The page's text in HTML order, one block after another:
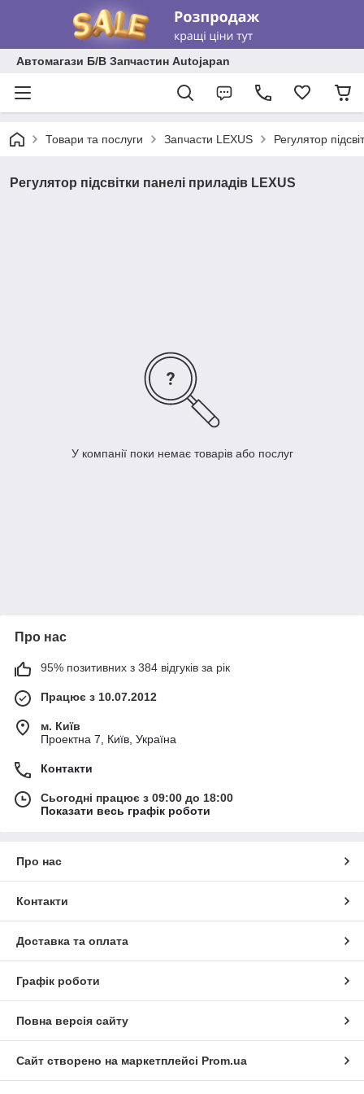
Автомагази Б/В Запчастин Autojapan
Товари та послуги Запчасти LEXUS Регулятор
Регулятор підсвітки панелі приладів LEXUS
У компанії поки немає товарів або послуг
Про нас
95% позитивних з 384 відгуків за рік
Працює з 10.07.2012
м. Київ
Проектна 7, Київ, Україна
Контакти
Сьогодні працює з 09:00 до 18:00
Показати весь графік роботи
Про нас
Контакти
Доставка та оплата
Графік роботи
Повна версія сайту
Сайт створено на маркетплейсі Prom.ua